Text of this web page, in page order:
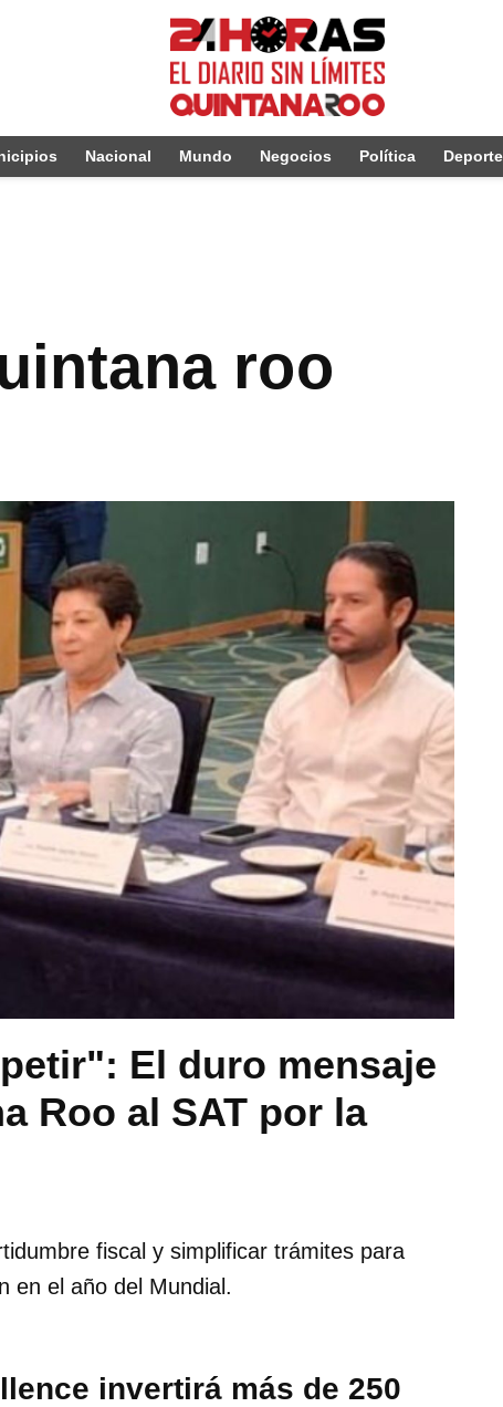
Nacional Mundo Negocios Política
roo
El duro mensaje
Roo al SAT por la
fiscal y simplificar trámites para
en el año del Mundial.
invertirá más de 250